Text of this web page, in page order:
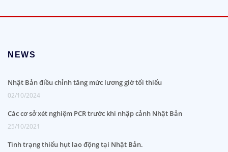
NEWS
Nhật Bản điều chỉnh tăng mức lương giờ tối thiểu
02/10/2024
Các cơ sở xét nghiệm PCR trước khi nhập cảnh Nhật Bản
25/10/2021
Tình trạng thiếu hụt lao động tại Nhật Bản.